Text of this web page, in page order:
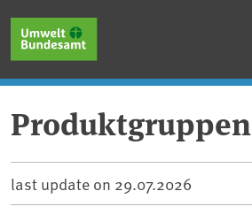
Produktgruppen
last update on 29.07.2026